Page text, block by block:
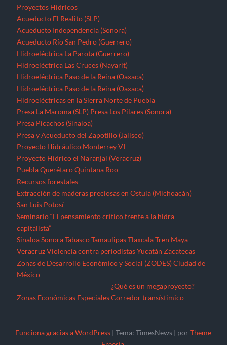
Proyectos Hídricos
Acueducto El Realito (SLP)
Acueducto Independencia (Sonora)
Acueducto Río San Pedro (Guerrero)
Hidroeléctrica La Parota (Guerrero)
Hidroeléctrica Las Cruces (Nayarit)
Hidroeléctrica Paso de la Reina (Oaxaca)
Hidroeléctrica Paso de la Reina (Oaxaca)
Hidroeléctricas en la Sierra Norte de Puebla
Presa La Maroma (SLP) Presa Los Pilares (Sonora)
Presa Picachos (Sinaloa)
Presa y Acueducto del Zapotillo (Jalisco)
Proyecto Hidráulico Monterrey VI
Proyecto Hídrico el Naranjal (Veracruz)
Puebla Querétaro Quintana Roo
Recursos forestales
Extracción de maderas preciosas en Ostula (Michoacán)
San Luis Potosí
Seminario “El pensamiento crítico frente a la hidra
capitalista”
Sinaloa Sonora Tabasco Tamaulipas Tlaxcala Tren Maya
Veracruz Violencia contra periodistas Yucatán Zacatecas
Zonas de Desarrollo Económico y Social (ZODES) Ciudad de
México
Zonas Económicas Especiales
¿Qué es un megaproyecto?
Corredor transístimico
Funciona gracias a WordPress |Tema: TimesNews | porTheme